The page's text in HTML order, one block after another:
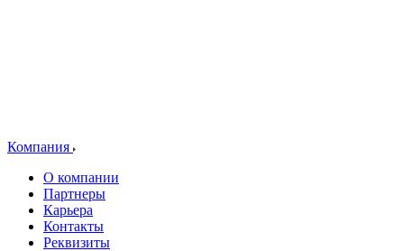
Компания
О компании
Партнеры
Карьера
Контакты
Реквизиты